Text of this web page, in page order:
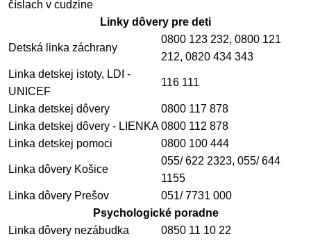
číslach v cudzine
Linky dôvery pre deti
Detská linka záchrany
0800 123 232, 0800 121
212, 0820 434 343
Linka detskej istoty, LDI -
UNICEF
116 111
Linka detskej dôvery
0800 117 878
Linka detskej dôvery - LIENKA0800 112 878
Linka detskej pomoci
0800 100 444
Linka dôvery Košice
055/ 622 2323, 055/ 644
1155
Linka dôvery Prešov
051/ 7731 000
Psychologické poradne
Linka dôvery nezábudka
0850 11 10 22